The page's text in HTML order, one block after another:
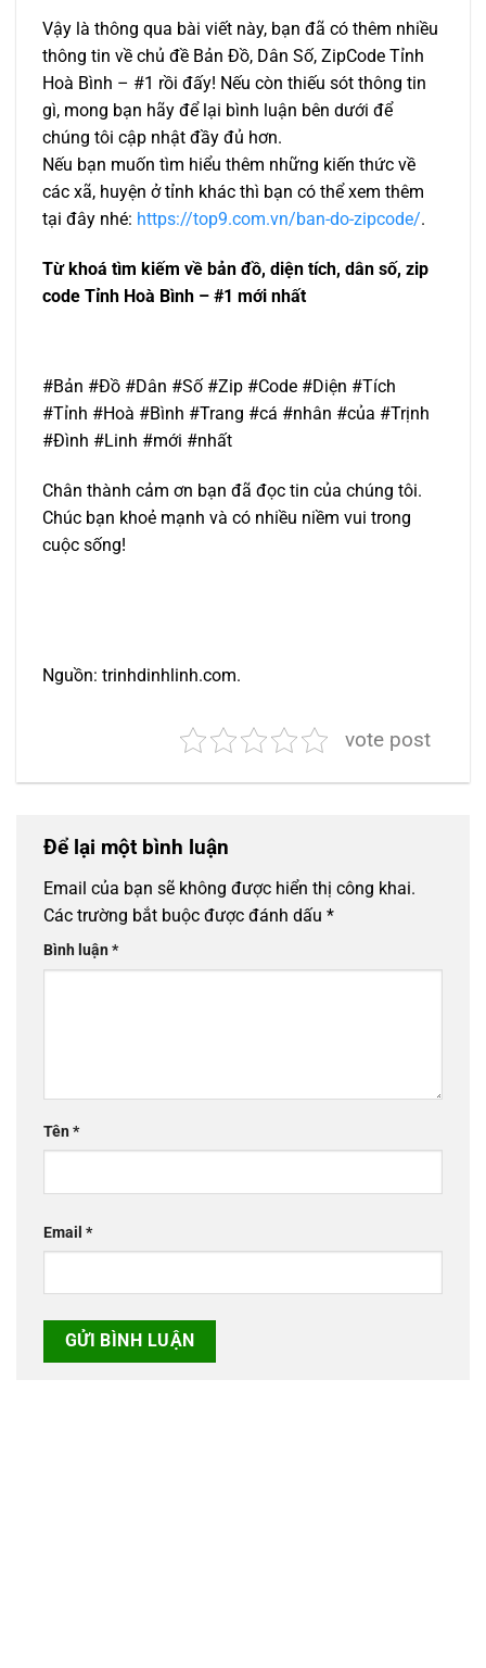
Vậy là thông qua bài viết này, bạn đã có thêm nhiều
thông tin về chủ đề Bản Đồ, Dân Số, ZipCode Tỉnh
Hoà Bình – #1 rồi đấy! Nếu còn thiếu sót thông tin
gì, mong bạn hãy để lại bình luận bên dưới để
chúng tôi cập nhật đầy đủ hơn.
Nếu bạn muốn tìm hiểu thêm những kiến thức về
các xã, huyện ở tỉnh khác thì bạn có thể xem thêm
tại đây nhé: https://top9.com.vn/ban-do-zipcode/.
Từ khoá tìm kiếm về bản đồ, diện tích, dân số, zip
code Tỉnh Hoà Bình – #1 mới nhất
#Bản #Đồ #Dân #Số #Zip #Code #Diện #Tích
#Tỉnh #Hoà #Bình #Trang #cá #nhân #của #Trịnh
#Đình #Linh #mới #nhất
Chân thành cảm ơn bạn đã đọc tin của chúng tôi.
Chúc bạn khoẻ mạnh và có nhiều niềm vui trong
cuộc sống!
Nguồn: trinhdinhlinh.com.
vote post
Để lại một bình luận
Email của bạn sẽ không được hiển thị công khai.
Các trường bắt buộc được đánh dấu *
Bình luận*
Tên*
Email *